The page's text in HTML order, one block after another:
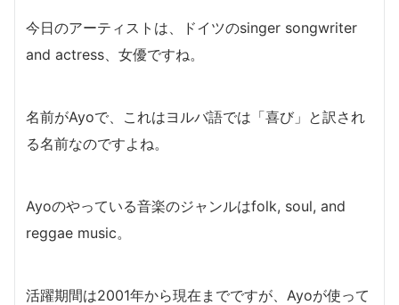
今日のアーティストは、ドイツのsinger songwriter
and actress、女優ですね。
名前がAyoで、これはヨルバ語では「喜び」と訳され
る名前なのですよね。
Ayoのやっている音楽のジャンルはfolk, soul, and
reggae music。
活躍期間は2001年から現在までですが、Ayoが使って